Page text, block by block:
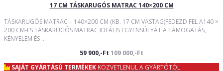
17 CM TÁSKARUGÓS MATRAC 140×200 CM
TÁSKARUGÓS MATRAC – 140×200 CM (KB. 17 CM VASTAG)FEDEZD FEL A140 ×
200 CM-ES TÁSKARUGÓS MATRAC IDEÁLIS EGYENSÚLYÁT A TÁMOGATÁS,
KÉNYELEM ÉS ..
59 900,-Ft 109 000,-Ft
SAJÁT GYÁRTÁSÚ TERMÉKEK KÖZVETLENÜL A GYÁRTÓTÓL